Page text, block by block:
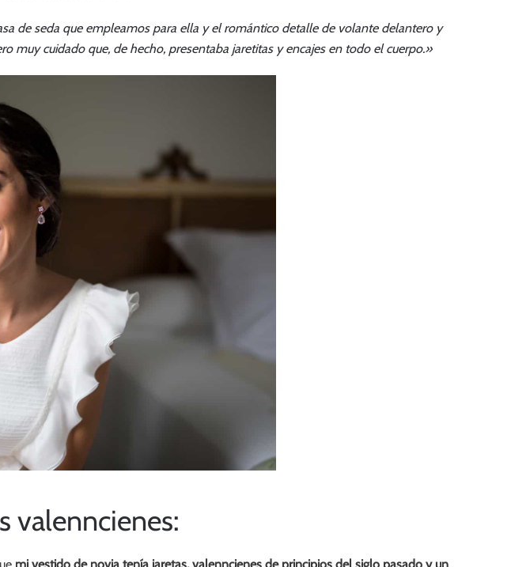
de seda que empleamos para ella y el romántico detalle de volante delantero y
muy cuidado que, de hecho, presentaba jaretitas y encajes en todo el cuerpo.»
valenncienes: